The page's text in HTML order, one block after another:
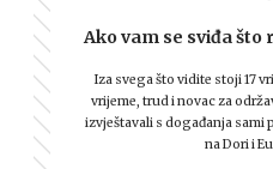
Ako vam se sviđa
Iza svega što vidite stoji 17
vrijeme, trud i novac za
izvještavali s događanja sami
na Dori i